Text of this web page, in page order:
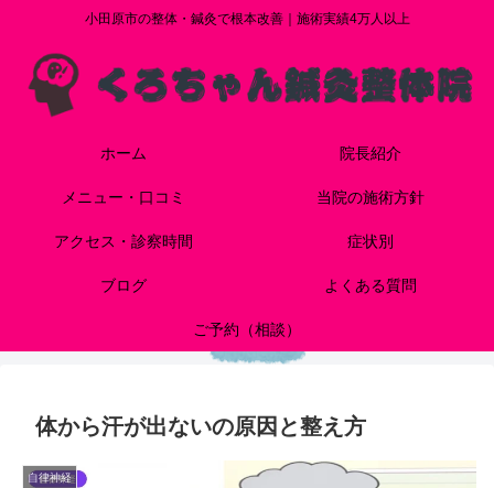
小田原市の整体・鍼灸で根本改善｜施術実績4万人以上
ホーム 院長紹介
メニュー・口コミ 当院の施術方針
アクセス・診察時間 症状別
ブログ よくある質問
ご予約（相談）
体から汗が出ないの原因と整え方
自律神経